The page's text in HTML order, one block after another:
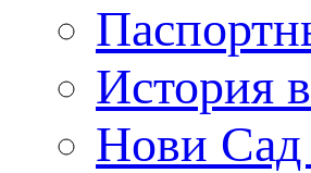
История
Нови Сад